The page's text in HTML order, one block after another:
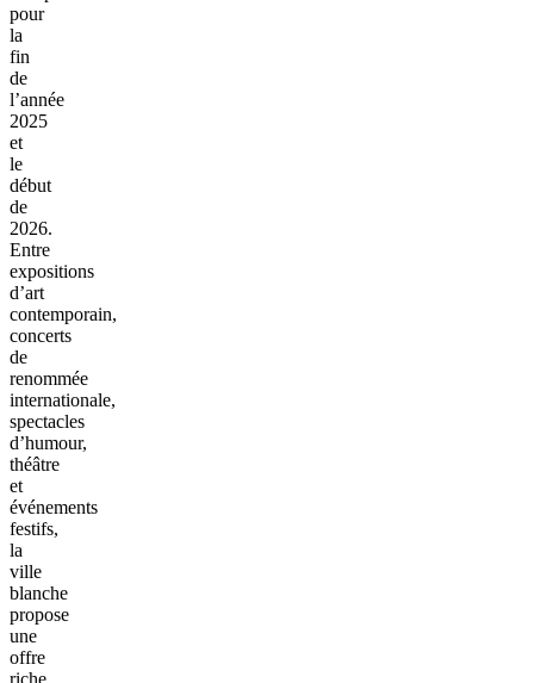
pour
la
fin
de
l’année
2025
et
le
début
de
2026.
Entre
expositions
d’art
contemporain,
concerts
de
renommée
internationale,
spectacles
d’humour,
théâtre
et
événements
festifs,
la
ville
blanche
propose
une
offre